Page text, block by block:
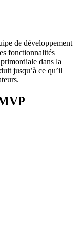
de développement
fonctionnalités
dans la
jusqu’à ce qu’il